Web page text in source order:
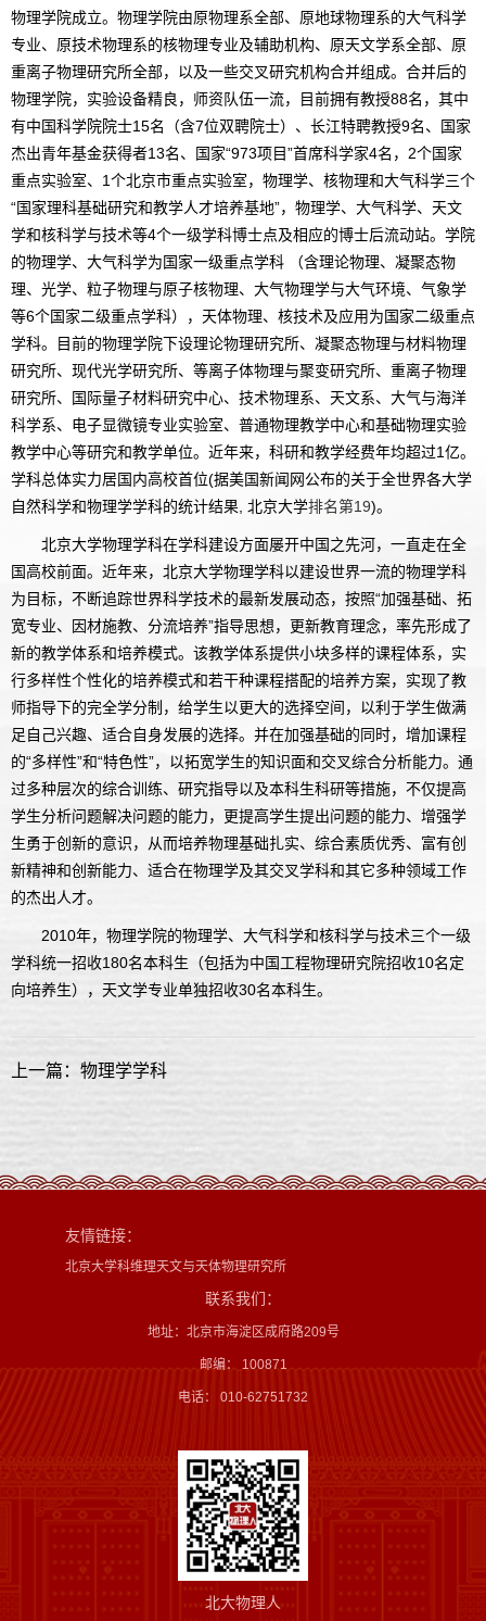
物理学院成立。物理学院由原物理系全部、原地球物理系的大气科学
专业、原技术物理系的核物理专业及辅助机构、原天文学系全部、原
重离子物理研究所全部，以及一些交叉研究机构合并组成。合并后的
物理学院，实验设备精良，师资队伍一流，目前拥有教授88名，其中
有中国科学院院士15名（含7位双聘院士）、长江特聘教授9名、国家
杰出青年基金获得者13名、国家“973项目”首席科学家4名，2个国家
重点实验室、1个北京市重点实验室，物理学、核物理和大气科学三个
“国家理科基础研究和教学人才培养基地”，物理学、大气科学、天文
学和核科学与技术等4个一级学科博士点及相应的博士后流动站。学院
的物理学、大气科学为国家一级重点学科 （含理论物理、凝聚态物
理、光学、粒子物理与原子核物理、大气物理学与大气环境、气象学
等6个国家二级重点学科），天体物理、核技术及应用为国家二级重点
学科。目前的物理学院下设理论物理研究所、凝聚态物理与材料物理
研究所、现代光学研究所、等离子体物理与聚变研究所、重离子物理
研究所、国际量子材料研究中心、技术物理系、天文系、大气与海洋
科学系、电子显微镜专业实验室、普通物理教学中心和基础物理实验
教学中心等研究和教学单位。近年来，科研和教学经费年均超过1亿。
学科总体实力居国内高校首位(据美国新闻网公布的关于全世界各大学
自然科学和物理学学科的统计结果, 北京大学排名第19)。
北京大学物理学科在学科建设方面屡开中国之先河，一直走在全
国高校前面。近年来，北京大学物理学科以建设世界一流的物理学科
为目标，不断追踪世界科学技术的最新发展动态，按照“加强基础、拓
宽专业、因材施教、分流培养”指导思想，更新教育理念，率先形成了
新的教学体系和培养模式。该教学体系提供小块多样的课程体系，实
行多样性个性化的培养模式和若干种课程搭配的培养方案，实现了教
师指导下的完全学分制，给学生以更大的选择空间，以利于学生做满
足自己兴趣、适合自身发展的选择。并在加强基础的同时，增加课程
的“多样性”和“特色性”，以拓宽学生的知识面和交叉综合分析能力。通
过多种层次的综合训练、研究指导以及本科生科研等措施，不仅提高
学生分析问题解决问题的能力，更提高学生提出问题的能力、增强学
生勇于创新的意识，从而培养物理基础扎实、综合素质优秀、富有创
新精神和创新能力、适合在物理学及其交叉学科和其它多种领域工作
的杰出人才。
2010年，物理学院的物理学、大气科学和核科学与技术三个一级
学科统一招收180名本科生（包括为中国工程物理研究院招收10名定
向培养生），天文学专业单独招收30名本科生。
上一篇：物理学学科
友情链接：
北京大学科维理天文与天体物理研究所
联系我们：
地址：北京市海淀区成府路209号
邮编： 100871
电话： 010-62751732
北大物理人